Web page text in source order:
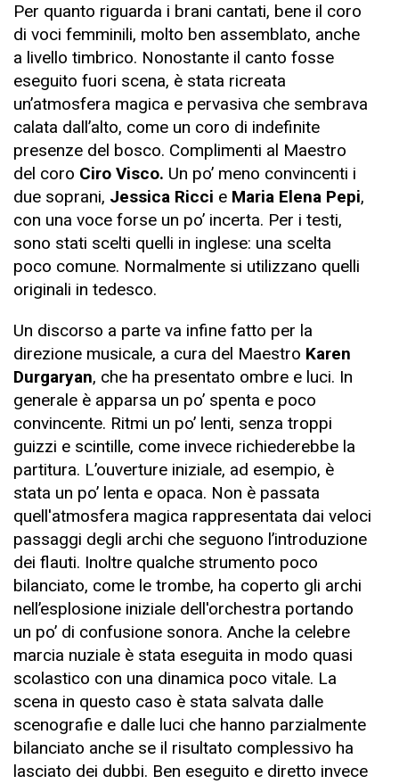
Per quanto riguarda i brani cantati, bene il coro
di voci femminili, molto ben assemblato, anche
a livello timbrico. Nonostante il canto fosse
eseguito fuori scena, è stata ricreata
un’atmosfera magica e pervasiva che sembrava
calata dall’alto, come un coro di indefinite
presenze del bosco. Complimenti al Maestro
del coro Ciro Visco. Un po’ meno convincenti i
due soprani, Jessica Ricci e Maria Elena Pepi,
con una voce forse un po’ incerta. Per i testi,
sono stati scelti quelli in inglese: una scelta
poco comune. Normalmente si utilizzano quelli
originali in tedesco.
Un discorso a parte va infine fatto per la
direzione musicale, a cura del Maestro Karen
Durgaryan, che ha presentato ombre e luci. In
generale è apparsa un po’ spenta e poco
convincente. Ritmi un po’ lenti, senza troppi
guizzi e scintille, come invece richiederebbe la
partitura. L’ouverture iniziale, ad esempio, è
stata un po’ lenta e opaca. Non è passata
quell'atmosfera magica rappresentata dai veloci
passaggi degli archi che seguono l’introduzione
dei flauti. Inoltre qualche strumento poco
bilanciato, come le trombe, ha coperto gli archi
nell’esplosione iniziale dell'orchestra portando
un po’ di confusione sonora. Anche la celebre
marcia nuziale è stata eseguita in modo quasi
scolastico con una dinamica poco vitale. La
scena in questo caso è stata salvata dalle
scenografie e dalle luci che hanno parzialmente
bilanciato anche se il risultato complessivo ha
lasciato dei dubbi. Ben eseguito e diretto invece